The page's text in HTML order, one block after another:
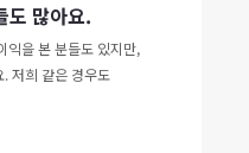
도 많아요.
익을 본 분들도 있지만,
저희 같은 경우도